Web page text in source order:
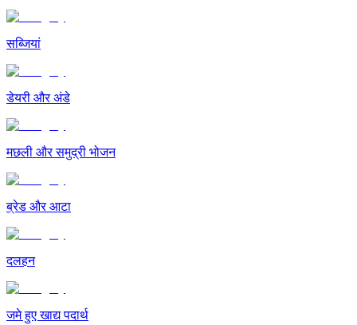
सब्जियां
डेयरी और अंडे
मछली और समुद्री भोजन
ब्रेड और आटा
दलहन
जमे हुए खाद्य पदार्थ